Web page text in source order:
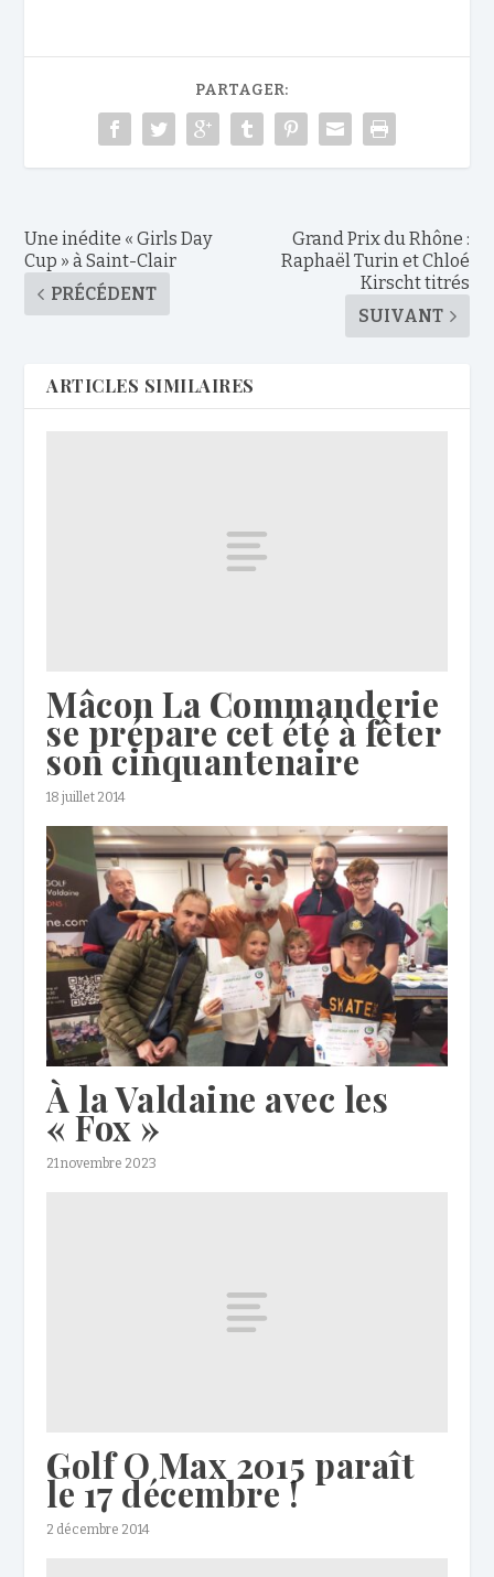
PARTAGER:
Une inédite « Girls Day
Cup » à Saint-Clair
PRÉCÉDENT
Grand Prix du Rhône :
Raphaël Turin et Chloé
Kirscht titrés
SUIVANT
ARTICLES SIMILAIRES
Mâcon La Commanderie
se prépare cet été à fêter
son cinquantenaire
18 juillet 2014
À la Valdaine avec les
« Fox »
21 novembre 2023
Golf O Max 2015 paraît
le 17 décembre !
2 décembre 2014